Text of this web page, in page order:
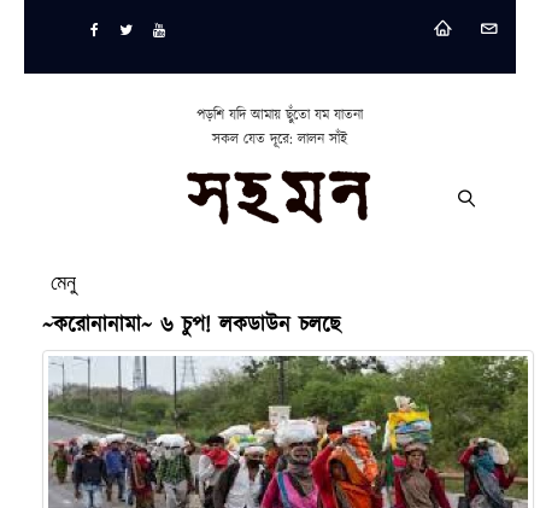
পড়শি যদি আমায় ছুঁতো যম যাতনা
সকল যেত দূরে: লালন সাঁই
মেনু
~করোনানামা~ ৬ চুপ! লকডাউন চলছে